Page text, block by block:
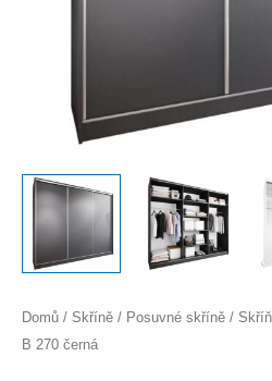
Domů / Skříně / Posuvné skříně /
B 270 černá